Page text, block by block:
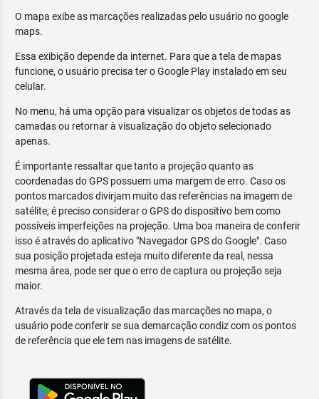
O mapa exibe as marcações realizadas pelo usuário no google
maps.
Essa exibição depende da internet. Para que a tela de mapas
funcione, o usuário precisa ter o Google Play instalado em seu
celular.
No menu, há uma opção para visualizar os objetos de todas as
camadas ou retornar à visualização do objeto selecionado
apenas.
É importante ressaltar que tanto a projeção quanto as
coordenadas do GPS possuem uma margem de erro. Caso os
pontos marcados divirjam muito das referências na imagem de
satélite, é preciso considerar o GPS do dispositivo bem como
possíveis imperfeições na projeção. Uma boa maneira de conferir
isso é através do aplicativo "Navegador GPS do Google". Caso
sua posição projetada esteja muito diferente da real, nessa
mesma área, pode ser que o erro de captura ou projeção seja
maior.
Através da tela de visualização das marcações no mapa, o
usuário pode conferir se sua demarcação condiz com os pontos
de referência que ele tem nas imagens de satélite.